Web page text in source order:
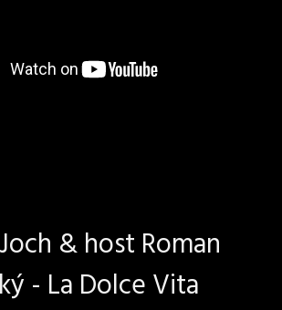
& host Roman
- La Dolce Vita